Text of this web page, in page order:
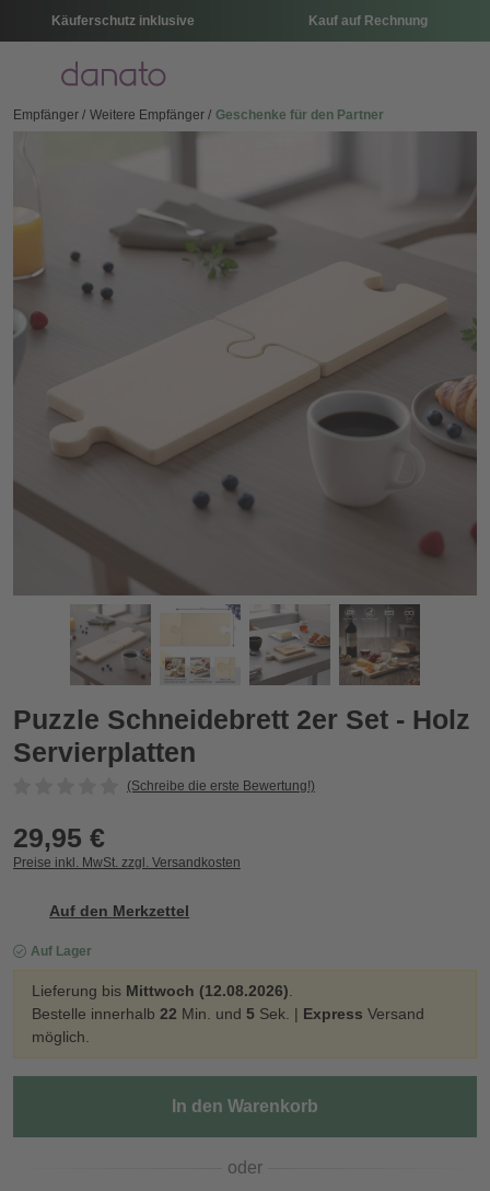
Käuferschutz inklusive Kauf auf Rechnung
Menü
Empfänger Weitere Empfänger Geschenke für den Partner
Puzzle Schneidebrett 2er Set - Holz Servierplatten
Zurück
Puzzle Schneidebrett 2er Set - Holz
Servierplatten
(Schreibe die erste Bewertung!)
29,95 €
Preise inkl. MwSt. zzgl. Versandkosten
Auf den Merkzettel
Auf Lager
Lieferung bis Mittwoch (12.08.2026).
Bestelle innerhalb 22 Min. und 5 Sek. | Express Versand
möglich.
In den Warenkorb
oder